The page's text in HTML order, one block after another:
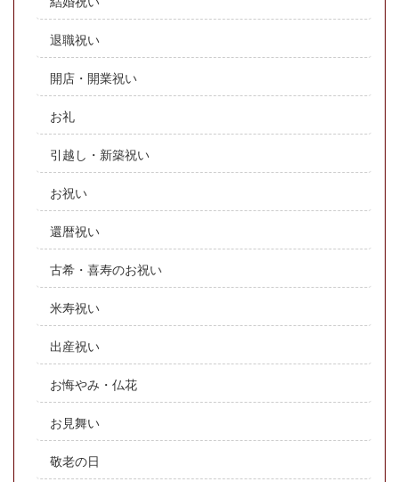
退職祝い
開店・開業祝い
お礼
引越し・新築祝い
お祝い
還暦祝い
古希・喜寿のお祝い
米寿祝い
出産祝い
お悔やみ・仏花
お見舞い
敬老の日